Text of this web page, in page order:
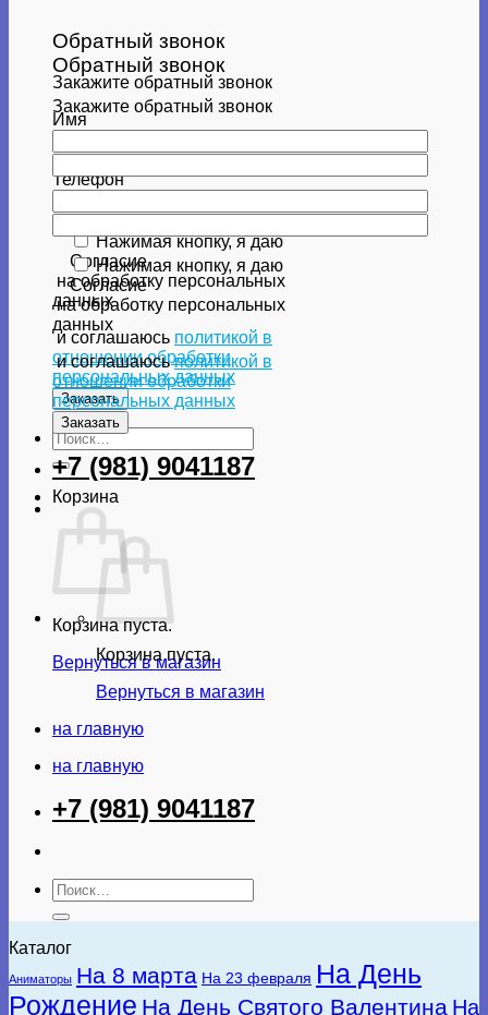
Обратный звонок
Закажите обратный звонок
Имя
Телефон
Нажимая кнопку, я даю
Согласие
на обработку персональных
данных
и соглашаюсь политикой в
отношении обработки
персональных данных
Искать:
Корзина
Корзина пуста.
Вернуться в магазин
Обратный звонок
Закажите обратный звонок
Нажимая кнопку, я даю
Согласие
на обработку персональных
данных
и соглашаюсьполитикой в
отношении обработки
персональных данных
+7 (981) 9041187
Корзина пуста.
Вернуться в магазин
на главную
на главную
+7 (981) 9041187
Искать:
Каталог
Аниматоры На 8 марта На 23 февраля На День
Рождение На День Святого Валентина На